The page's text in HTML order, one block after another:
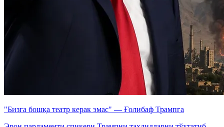
"Бизга бошқа театр керак эмас" — Ғолибаф Трампга